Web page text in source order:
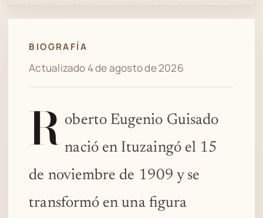
BIOGRAFÍA
Actualizado 4 de agosto de 2026
R oberto Eugenio Guisado
nació en Ituzaingó el 15
de noviembre de 1909 y se
transformó en una figura